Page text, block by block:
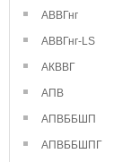
АВВГнг
АВВГнг-LS
АКВВГ
АПВ
АПВББШП
АПВББШПГ